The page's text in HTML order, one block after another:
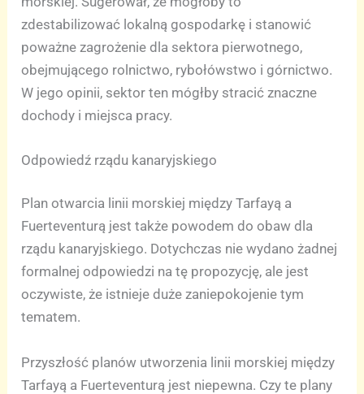
zdestabilizować lokalną gospodarkę i stanowić
poważne zagrożenie dla sektora pierwotnego,
obejmującego rolnictwo, rybołówstwo i górnictwo.
W jego opinii, sektor ten mógłby stracić znaczne
dochody i miejsca pracy.
Odpowiedź rządu kanaryjskiego
Plan otwarcia linii morskiej między Tarfayą a
Fuerteventurą jest także powodem do obaw dla
rządu kanaryjskiego. Dotychczas nie wydano żadnej
formalnej odpowiedzi na tę propozycję, ale jest
oczywiste, że istnieje duże zaniepokojenie tym
tematem.
Przyszłość planów utworzenia linii morskiej między
Tarfayą a Fuerteventurą jest niepewna. Czy te plany